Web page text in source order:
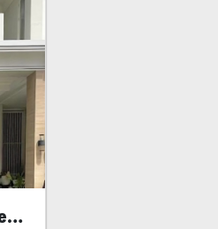
Rumah Di Pakuwon City Cluster Grand Island